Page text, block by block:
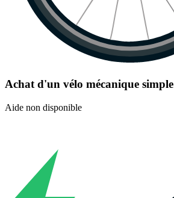
Achat d'un vélo mécanique simple
Aide non disponible